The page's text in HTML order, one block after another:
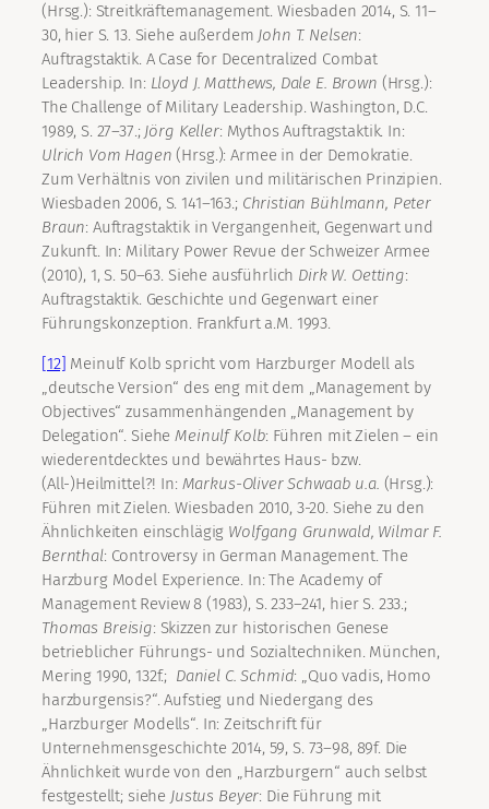
(Hrsg.): Streitkräftemanagement. Wiesbaden 2014, S. 11–
30, hier S. 13. Siehe außerdem John T. Nelsen:
Auftragstaktik. A Case for Decentralized Combat
Leadership. In: Lloyd J. Matthews, Dale E. Brown (Hrsg.):
The Challenge of Military Leadership. Washington, D.C.
1989, S. 27–37.; Jörg Keller: Mythos Auftragstaktik. In:
Ulrich Vom Hagen (Hrsg.): Armee in der Demokratie.
Zum Verhältnis von zivilen und militärischen Prinzipien.
Wiesbaden 2006, S. 141–163.; Christian Bühlmann, Peter
Braun: Auftragstaktik in Vergangenheit, Gegenwart und
Zukunft. In: Military Power Revue der Schweizer Armee
(2010), 1, S. 50–63. Siehe ausführlich Dirk W. Oetting:
Auftragstaktik. Geschichte und Gegenwart einer
Führungskonzeption. Frankfurt a.M. 1993.
[12] Meinulf Kolb spricht vom Harzburger Modell als
„deutsche Version“ des eng mit dem „Management by
Objectives“ zusammenhängenden „Management by
Delegation“. SieheMeinulf Kolb: Führen mit Zielen – ein
wiederentdecktes und bewährtes Haus- bzw.
(All-)Heilmittel?! In: Markus-Oliver Schwaab u.a. (Hrsg.):
Führen mit Zielen. Wiesbaden 2010, 3-20. Siehe zu den
Ähnlichkeiten einschlägig Wolfgang Grunwald, Wilmar F.
Bernthal: Controversy in German Management. The
Harzburg Model Experience. In: The Academy of
Management Review 8 (1983), S. 233–241, hier S. 233.;
Thomas Breisig: Skizzen zur historischen Genese
betrieblicher Führungs- und Sozialtechniken. München,
Mering 1990, 132f.; Daniel C. Schmid: „Quo vadis, Homo
harzburgensis?“. Aufstieg und Niedergang des
„Harzburger Modells“. In: Zeitschrift für
Unternehmensgeschichte 2014, 59, S. 73–98, 89f. Die
Ähnlichkeit wurde von den „Harzburgern“ auch selbst
festgestellt; siehe Justus Beyer: Die Führung mit